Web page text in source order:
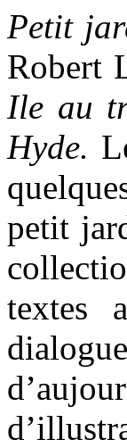
Petit
Robert
Ile au
Hyde.
petit
textes